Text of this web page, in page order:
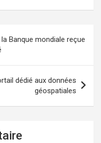
Banque mondiale reçue
dédié aux données
géospatiales